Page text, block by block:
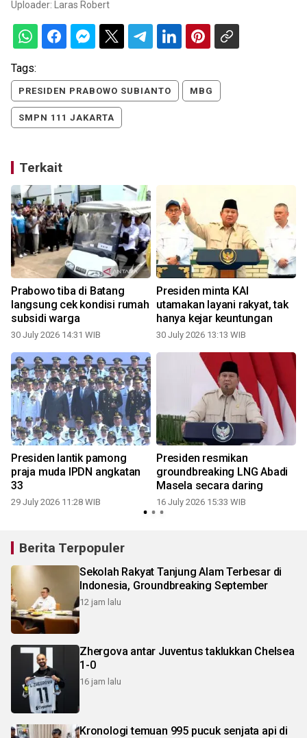
Uploader: Laras Robert
Tags:
PRESIDEN PRABOWO SUBIANTO MBG
SMPN 111 JAKARTA
Terkait
Prabowo tiba di Batang
langsung cek kondisi rumah
subsidi warga
30 July 2026 14:31 WIB
Presiden minta KAI
utamakan layani rakyat, tak
hanya kejar keuntungan
30 July 2026 13:13 WIB
Presiden lantik pamong
praja muda IPDN angkatan
33
29 July 2026 11:28 WIB
Presiden resmikan
groundbreaking LNG Abadi
Masela secara daring
16 July 2026 15:33 WIB
Berita Terpopuler
Sekolah Rakyat Tanjung Alam Terbesar di
Indonesia, Groundbreaking September
12 jam lalu
Zhergova antar Juventus taklukkan Chelsea
1-0
16 jam lalu
Kronologi temuan 995 pucuk senjata api di